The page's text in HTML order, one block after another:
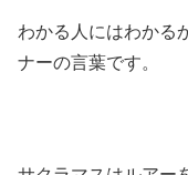
わかる人にはわかる
ナーの言葉です。